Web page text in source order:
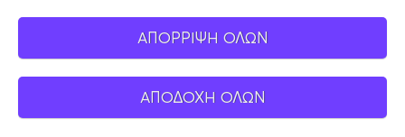
ΑΠΟΡΡΙΨΗ ΟΛΩΝ
ΑΠΟΔΟΧΗ ΟΛΩΝ
Mobile app